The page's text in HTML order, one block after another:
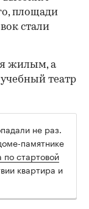
площади
стали
жилым, а
театр
не раз.
памятнике
стартовой
квартира и